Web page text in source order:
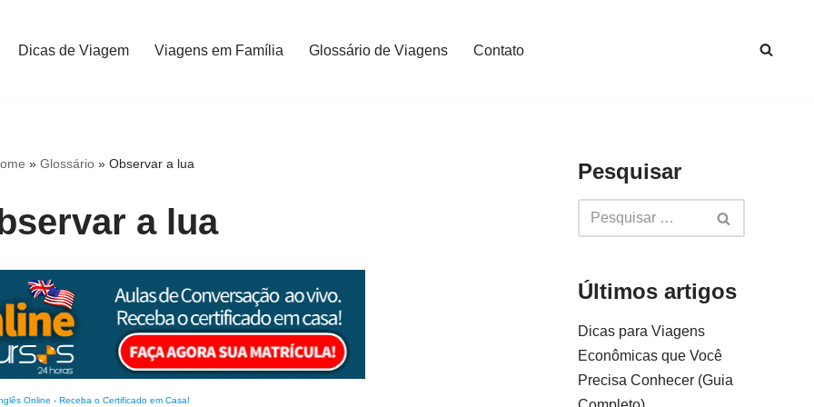
Dicas de Viagem Viagens em Família Glossário de Viagens Contato
» Glossário» Observar a lua
a lua
Online - Receba o Certificado em Casa!
Pesquisar
Últimos artigos
Dicas para Viagens
Econômicas que Você
Precisa Conhecer (Guia